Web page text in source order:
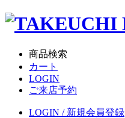
商品検索
カート
LOGIN
ご来店予約
LOGIN / 新規会員登録